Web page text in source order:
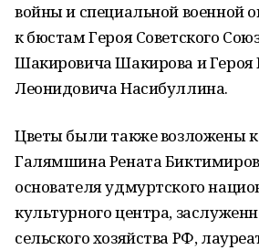
войны и специальной военной
к бюстам Героя Советского
Шакировича Шакирова и Героя
Леонидовича Насибуллина.
Цветы были также возложены
Галямшина Рената
основателя удмуртского
культурного центра,
сельского хозяйства РФ,